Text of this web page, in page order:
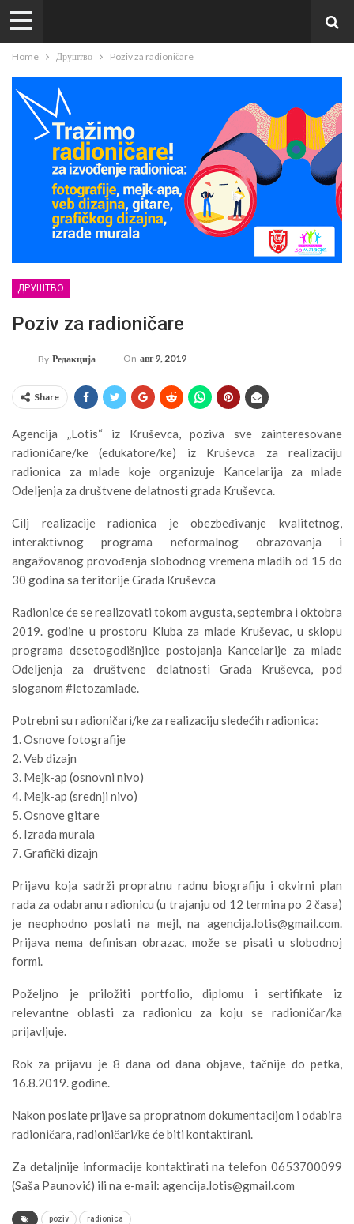
Home Друштво Poziv za radioničare
ДРУШТВО
Poziv za radioničare
By Редакција On авг 9, 2019
Share
Agencija „Lotis“ iz Kruševca, poziva sve zainteresovane
radioničare/ke (edukatore/ke) iz Kruševca za realizaciju
radionica za mlade koje organizuje Kancelarija za mlade
Odeljenja za društvene delatnosti grada Kruševca.
Cilj realizacije radionica je obezbeđivanje kvalitetnog,
interaktivnog programa neformalnog obrazovanja i
angažovanog provođenja slobodnog vremena mladih od 15 do
30 godina sa teritorije Grada Kruševca
Radionice će se realizovati tokom avgusta, septembra i oktobra
2019. godine u prostoru Kluba za mlade Kruševac, u sklopu
programa desetogodišnjice postojanja Kancelarije za mlade
Odeljenja za društvene delatnosti Grada Kruševca, pod
sloganom #letozamlade.
Potrebni su radioničari/ke za realizaciju sledećih radionica:
1. Osnove fotografije
2. Veb dizajn
3. Mejk-ap (osnovni nivo)
4. Mejk-ap (srednji nivo)
5. Osnove gitare
6. Izrada murala
7. Grafički dizajn
Prijavu koja sadrži propratnu radnu biografiju i okvirni plan
rada za odabranu radionicu (u trajanju od 12 termina po 2 časa)
je neophodno poslati na mejl, na agencija.lotis@gmail.com.
Prijava nema definisan obrazac, može se pisati u slobodnoj
formi.
Poželjno je priložiti portfolio, diplomu i sertifikate iz
relevantne oblasti za radionicu za koju se radioničar/ka
prijavljuje.
Rok za prijavu je 8 dana od dana objave, tačnije do petka,
16.8.2019. godine.
Nakon poslate prijave sa propratnom dokumentacijom i odabira
radioničara, radioničari/ke će biti kontaktirani.
Za detaljnije informacije kontaktirati na telefon 0653700099
(Saša Paunović) ili na e-mail: agencija.lotis@gmail.com
poziv radionica